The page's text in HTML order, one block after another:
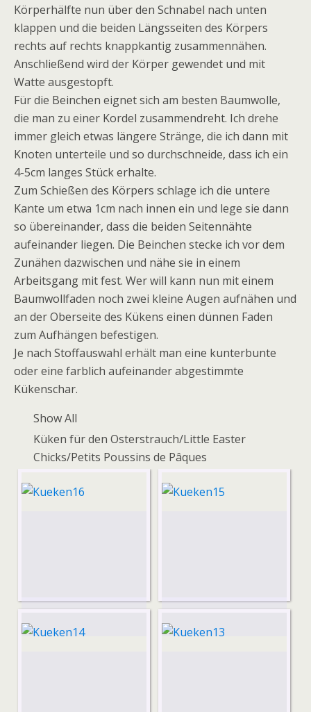
Körperhälfte nun über den Schnabel nach unten
klappen und die beiden Längsseiten des Körpers
rechts auf rechts knappkantig zusammennähen.
Anschließend wird der Körper gewendet und mit
Watte ausgestopft.
Für die Beinchen eignet sich am besten Baumwolle,
die man zu einer Kordel zusammendreht. Ich drehe
immer gleich etwas längere Stränge, die ich dann mit
Knoten unterteile und so durchschneide, dass ich ein
4-5cm langes Stück erhalte.
Zum Schießen des Körpers schlage ich die untere
Kante um etwa 1cm nach innen ein und lege sie dann
so übereinander, dass die beiden Seitennähte
aufeinander liegen. Die Beinchen stecke ich vor dem
Zunähen dazwischen und nähe sie in einem
Arbeitsgang mit fest. Wer will kann nun mit einem
Baumwollfaden noch zwei kleine Augen aufnähen und
an der Oberseite des Kükens einen dünnen Faden
zum Aufhängen befestigen.
Je nach Stoffauswahl erhält man eine kunterbunte
oder eine farblich aufeinander abgestimmte
Kükenschar.
Show All
Küken für den Osterstrauch/Little Easter
Chicks/Petits Poussins de Pâques